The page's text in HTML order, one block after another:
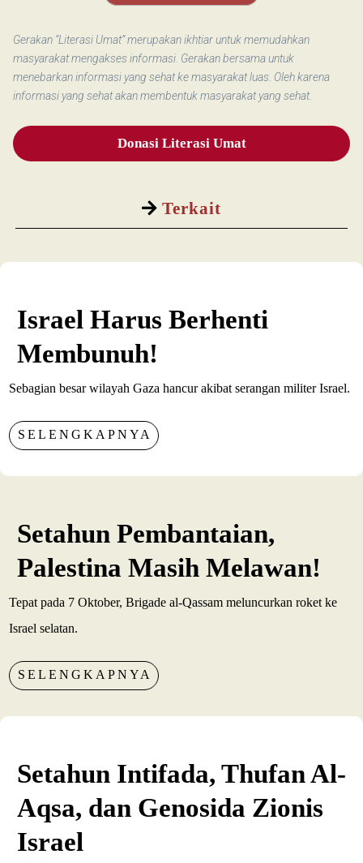
Terkait
Gerakan “Literasi Umat” merupakan ikhtiar untuk memudahkan
masyarakat mengakses informasi. Gerakan bersama untuk
menebarkan informasi yang sehat ke masyarakat luas. Oleh karena
informasi yang sehat akan membentuk masyarakat yang sehat.
Donasi Literasi Umat
Israel Harus Berhenti
Membunuh!
Sebagian besar wilayah Gaza hancur akibat serangan militer Israel.
SELENGKAPNYA
Setahun Pembantaian,
Palestina Masih Melawan!
Tepat pada 7 Oktober, Brigade al-Qassam meluncurkan roket ke
Israel selatan.
SELENGKAPNYA
Setahun Intifada, Thufan Al-
Aqsa, dan Genosida Zionis
Israel